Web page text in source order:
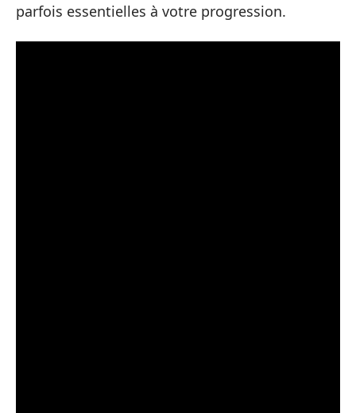
parfois essentielles à votre progression.